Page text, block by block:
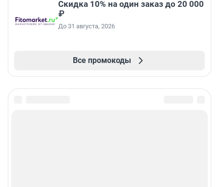
Скидка 10% на один заказ до 20 000
₽
До 31 августа, 2026
Все промокоды